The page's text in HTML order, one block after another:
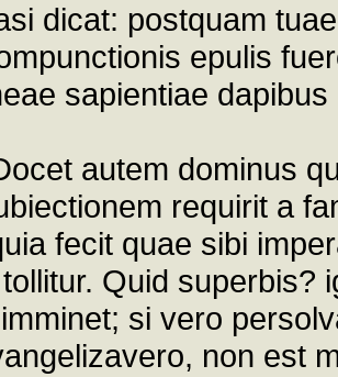
dicat: postquam
epulis
sapientiae
autem dominus
requirit a
fecit quae sibi
Quid superbis?
si vero
non est